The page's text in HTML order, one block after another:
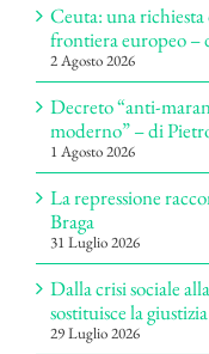
Ceuta: una
frontiera europeo –
2 Agosto 2026
Decreto “anti-
moderno” – di
1 Agosto 2026
La repressione
Braga
31 Luglio 2026
Dalla crisi sociale
sostituisce la
29 Luglio 2026